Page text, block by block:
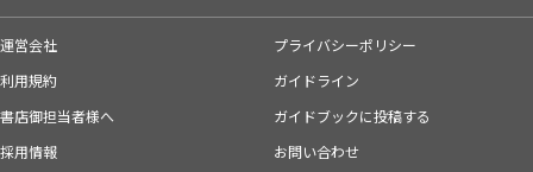
運営会社
プライバシーポリシー
利用規約
ガイドライン
書店御担当者様へ
ガイドブックに投稿する
採用情報
お問い合わせ